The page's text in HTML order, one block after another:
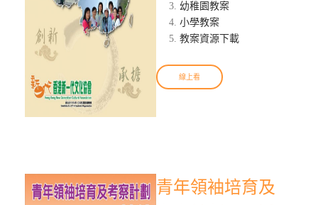
幼稚園教案
小學教案
教案資源下載
線上看
青年領袖培育及